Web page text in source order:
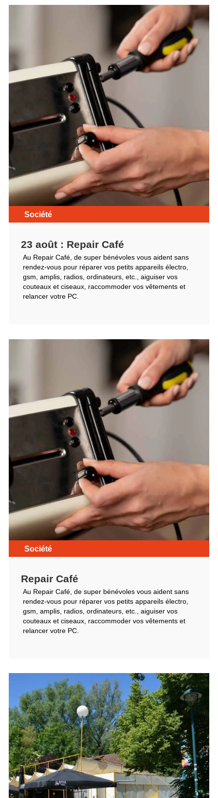
Société
23 août : Repair Café
Au Repair Café, de super bénévoles vous aident sans
rendez-vous pour réparer vos petits appareils électro,
gsm, amplis, radios, ordinateurs, etc., aiguiser vos
couteaux et ciseaux, raccommoder vos vêtements et
relancer votre PC.
Société
Repair Café
Au Repair Café, de super bénévoles vous aident sans
rendez-vous pour réparer vos petits appareils électro,
gsm, amplis, radios, ordinateurs, etc., aiguiser vos
couteaux et ciseaux, raccommoder vos vêtements et
relancer votre PC.